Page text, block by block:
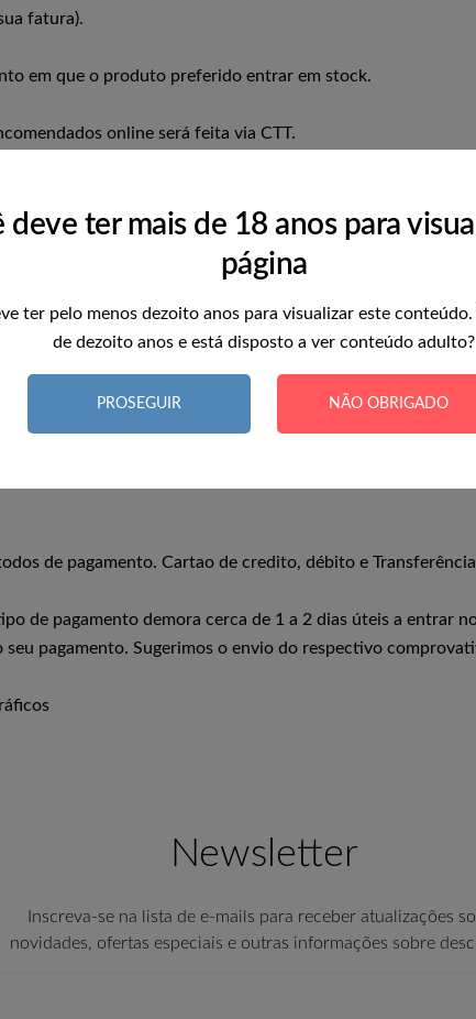
deve ter mais de 18 anos para
página
ter pelo menos dezoito anos para visualizar este conteúdo.
de dezoito anos e está disposto a ver conteúdo adulto?
PROSEGUIR NÃO OBRIGADO
fatura).
em que o produto preferido entrar em stock.
online será feita via CTT.
úteis, após confirmação do respectivo pagamento.
não forem pagas, num prazo de 7 dias a contar da data da
imagens com dados incorporados de geolocalização
de pagamento. Cartao de credito, débito e
de pagamento demora cerca de 1 a 2 dias úteis a entrar
pagamento. Sugerimos o envio do respectivo
Newsletter
Inscreva-se na lista de e-mails para receber atualizações
novidades, ofertas especiais e outras informações sobre